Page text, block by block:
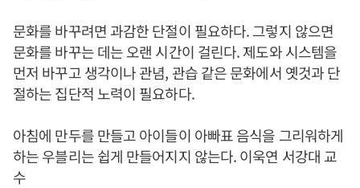
문화를 바꾸려면 과감한 단절이 필요하다. 그렇지 않으면
문화를 바꾸는 데는 오랜 시간이 걸린다. 제도와 시스템을
먼저 바꾸고 생각이나 관념, 관습 같은 문화에서 옛것과 단
절하는 집단적 노력이 필요하다.
아침에 만두를 만들고 아이들이 아빠표 음식을 그리워하게
하는 우블리는 쉽게 만들어지지 않는다. 이욱연 서강대 교
수